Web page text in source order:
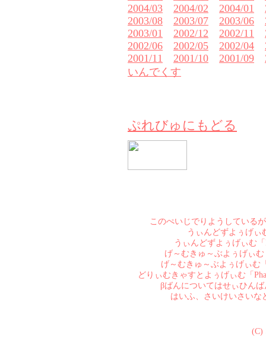
2004/03
2004/02 2004/01
2003/08
2003/07 2003/06
2003/01
2002/12 2002/11
2002/06
2002/05 2002/04
2001/11
2001/10 2001/09
いんでくす
ぷれびゅにもどる
このぺいじでりようしている
うぃんどずよぅげぃ
うぃんどずよぅげぃむ「
げ～むきゅ～ぶよぅげぃむ
げ～むきゅ～ぶよぅげぃむ
どりぃむきゃすとよぅげぃむ「
βばんについてはせぃひん
はいふ、さいけいさいな
(C)